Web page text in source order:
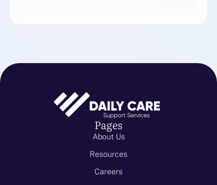
Pages
About Us
Resources
Careers